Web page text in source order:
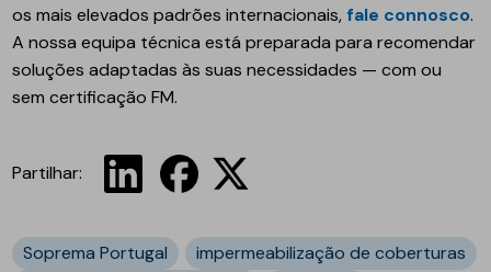
os mais elevados padrões internacionais, fale connosco.
A nossa equipa técnica está preparada para recomendar
soluções adaptadas às suas necessidades — com ou
sem certificação FM.
Partilhar:
Soprema Portugal
impermeabilização de coberturas